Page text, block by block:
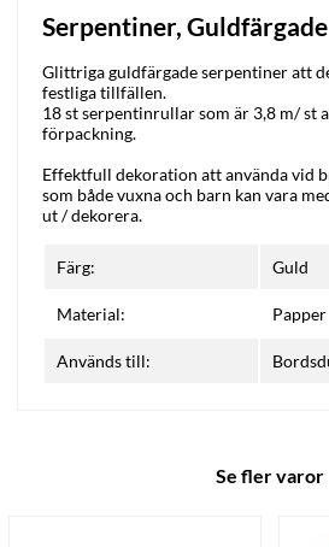
Serpentiner, Guldfärgade
Glittriga guldfärgade serpentiner att
festliga tillfällen.
18 st serpentinrullar som är 3,8 m/ st
förpackning.
Effektfull dekoration att använda vid
som både vuxna och barn kan vara
ut / dekorera.
Färg: Guld
Material: Papper
Används till:
Se fler varor